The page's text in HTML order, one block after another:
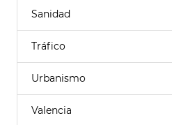
Sanidad
Tráfico
Urbanismo
Valencia